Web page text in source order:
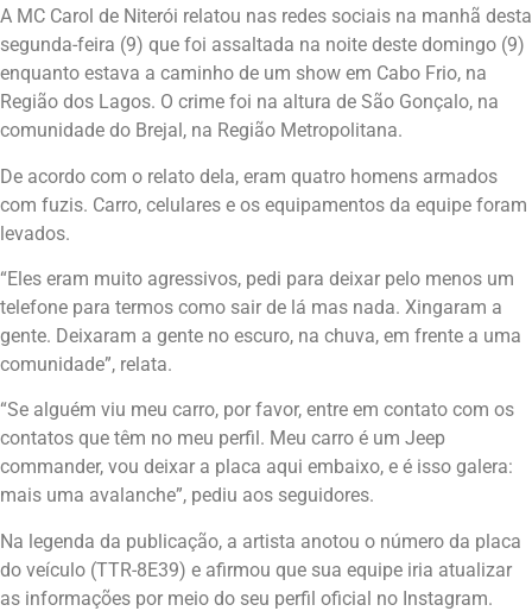
A MC Carol de Niterói relatou nas redes sociais na manhã desta
segunda-feira (9) que foi assaltada na noite deste domingo (9)
enquanto estava a caminho de um show em Cabo Frio, na
Região dos Lagos. O crime foi na altura de São Gonçalo, na
comunidade do Brejal, na Região Metropolitana.
De acordo com o relato dela, eram quatro homens armados
com fuzis. Carro, celulares e os equipamentos da equipe foram
levados.
“Eles eram muito agressivos, pedi para deixar pelo menos um
telefone para termos como sair de lá mas nada. Xingaram a
gente. Deixaram a gente no escuro, na chuva, em frente a uma
comunidade”, relata.
“Se alguém viu meu carro, por favor, entre em contato com os
contatos que têm no meu perfil. Meu carro é um Jeep
commander, vou deixar a placa aqui embaixo, e é isso galera:
mais uma avalanche”, pediu aos seguidores.
Na legenda da publicação, a artista anotou o número da placa
do veículo (TTR-8E39) e afirmou que sua equipe iria atualizar
as informações por meio do seu perfil oficial no Instagram.